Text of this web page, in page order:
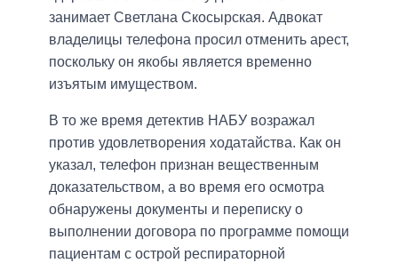
занимает Светлана Скосырская. Адвокат
владелицы телефона просил отменить арест,
поскольку он якобы является временно
изъятым имуществом.
В то же время детектив НАБУ возражал
против удовлетворения ходатайства. Как он
указал, телефон признан вещественным
доказательством, а во время его осмотра
обнаружены документы и переписку о
выполнении договора по программе помощи
пациентам с острой респираторной